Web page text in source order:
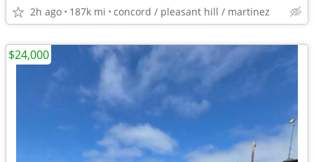
2h ago 187k mi concord / pleasant hill / martinez
$24,000